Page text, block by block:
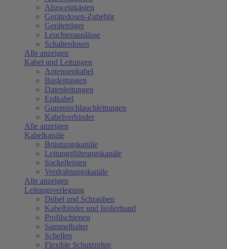
Abzweigkästen
Gerätedosen-Zubehör
Geräteträger
Leuchtenauslässe
Schalterdosen
Alle anzeigen
Kabel und Leitungen
Antennenkabel
Busleitungen
Datenleitungen
Erdkabel
Gummischlauchleitungen
Kabelverbinder
Alle anzeigen
Kabelkanäle
Brüstungskanäle
Leitungsführungskanäle
Sockelleisten
Verdrahtungskanäle
Alle anzeigen
Leitungsverlegung
Dübel und Schrauben
Kabelbinder und Isolierband
Profilschienen
Sammelhalter
Schellen
Flexible Schutzrohre